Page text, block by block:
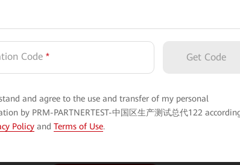
Code * Get Code
and agree to the use and transfer of my personal
by PRM-PARTNERTEST-中国区生产测试总代122
Policy and Terms of Use.